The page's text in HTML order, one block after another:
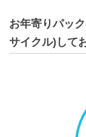
お年寄りパッ
サイクル)して